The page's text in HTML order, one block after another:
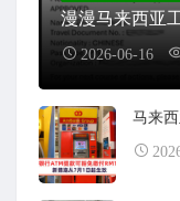
漫漫马来西亚
2026-06-16
马来